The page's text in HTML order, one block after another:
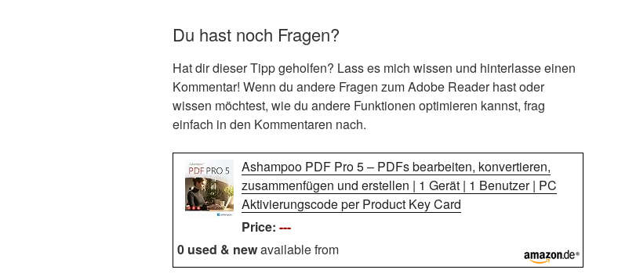
Du hast noch Fragen?
Hat dir dieser Tipp geholfen? Lass es mich wissen und hinterlasse einen
Kommentar! Wenn du andere Fragen zum Adobe Reader hast oder
wissen möchtest, wie du andere Funktionen optimieren kannst, frag
einfach in den Kommentaren nach.
Ashampoo PDF Pro 5 – PDFs bearbeiten, konvertieren,
zusammenfügen und erstellen | 1 Gerät | 1 Benutzer | PC
Aktivierungscode per Product Key Card
Price: ---
0 used & newavailable from